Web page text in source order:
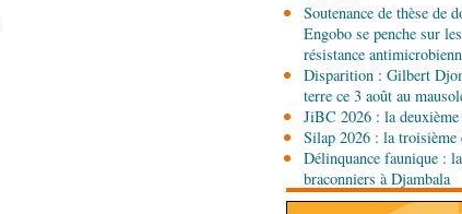
06-08-2026 08:45
PolitiqueVie des
Pierre Oba jettent les
fructueuse
06-08-2026 08:30
Afrique-Monde
l'ONU cachent la guerre
contrôle des ressources
Soutenance de thèse de
Engobo se penche sur
résistance
Disparition : Gilbert
terre ce 3 août au
JiBC 2026 : la
Silap 2026 : la troisième
Délinquance faunique :
braconniers à Djambala